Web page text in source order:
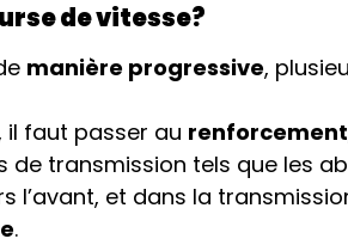
de vitesse?
manière progressive,
il faut passer au renforcement
transmission tels que les
l’avant, et dans la
.